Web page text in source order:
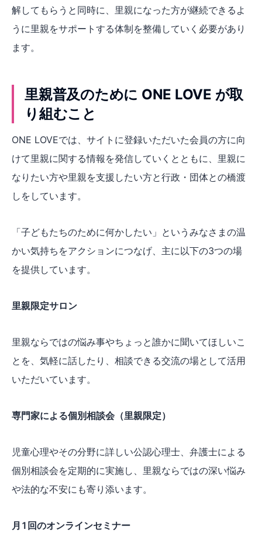
解してもらうと同時に、里親になった方が継続できるよ
うに里親をサポートする体制を整備していく必要があり
ます。
里親普及のために ONE LOVE が取
り組むこと
ONE LOVEでは、サイトに登録いただいた会員の方に向
けて里親に関する情報を発信していくとともに、里親に
なりたい方や里親を支援したい方と行政・団体との橋渡
しをしています。
「子どもたちのために何かしたい」というみなさまの温
かい気持ちをアクションにつなげ、主に以下の3つの場
を提供しています。
里親限定サロン
里親ならではの悩み事やちょっと誰かに聞いてほしいこ
とを、気軽に話したり、相談できる交流の場として活用
いただいています。
専門家による個別相談会（里親限定）
児童心理やその分野に詳しい公認心理士、弁護士による
個別相談会を定期的に実施し、里親ならではの深い悩み
や法的な不安にも寄り添います。
月1回のオンラインセミナー